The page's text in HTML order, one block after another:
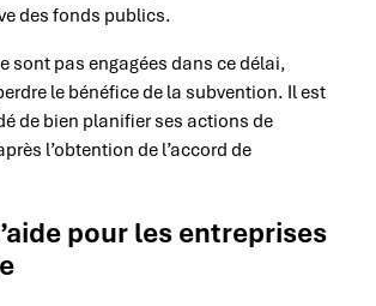
des fonds publics.
sont pas engagées dans ce délai,
le bénéfice de la subvention. Il est
de bien planifier ses actions de
l’obtention de l’accord de
pour les entreprises